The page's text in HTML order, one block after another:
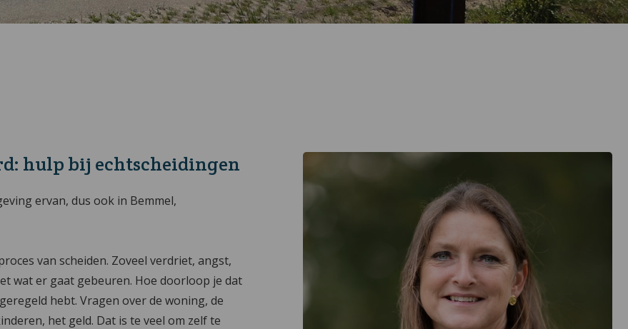
: hulp bij echtscheidingen
ervan, dus ook in Bemmel,
van scheiden. Zoveel verdriet, angst,
wat er gaat gebeuren. Hoe doorloop je dat
hebt. Vragen over de woning, de
het geld. Dat is te veel om zelf te